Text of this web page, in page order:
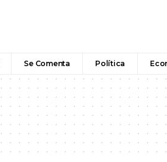
Se Comenta Política